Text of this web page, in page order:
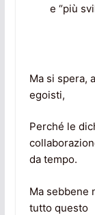
e “più
Ma si spera,
egoisti,
Perché le
da tempo.
Ma sebbene
tutto questo